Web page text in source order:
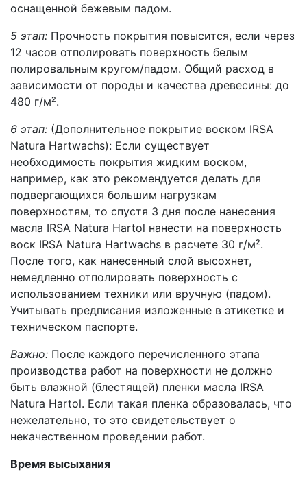
оснащенной бежевым падом.
5 этап: Прочность покрытия повысится, если через
12 часов отполировать поверхность белым
полировальным кругом/падом. Общий расход в
зависимости от породы и качества древесины: до
480 г/м².
6 этап: (Дополнительное покрытие воском IRSA
Natura Hartwachs): Если существует
необходимость покрытия жидким воском,
например, как это рекомендуется делать для
подвергающихся большим нагрузкам
поверхностям, то спустя 3 дня после нанесения
масла IRSA Natura Hartol нанести на поверхность
воск IRSA Natura Hartwachs в расчете 30 г/м².
После того, как нанесенный слой высохнет,
немедленно отполировать поверхность с
использованием техники или вручную (падом).
Учитывать предписания изложенные в этикетке и
техническом паспорте.
Важно: После каждого перечисленного этапа
производства работ на поверхности не должно
быть влажной (блестящей) пленки масла IRSA
Natura Hartol. Если такая пленка образовалась, что
нежелательно, то это свидетельствует о
некачественном проведении работ.
Время высыхания